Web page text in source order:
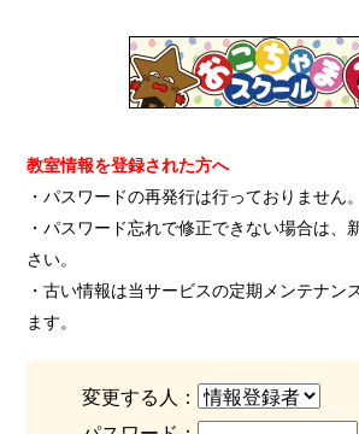
教室情報を登録された方へ
・パスワードの再発行は行っておりません。
・パスワード忘れで修正できない場合は、
さい。
・古い情報は当サービスの定期メンテナン
ます。
変更する人：